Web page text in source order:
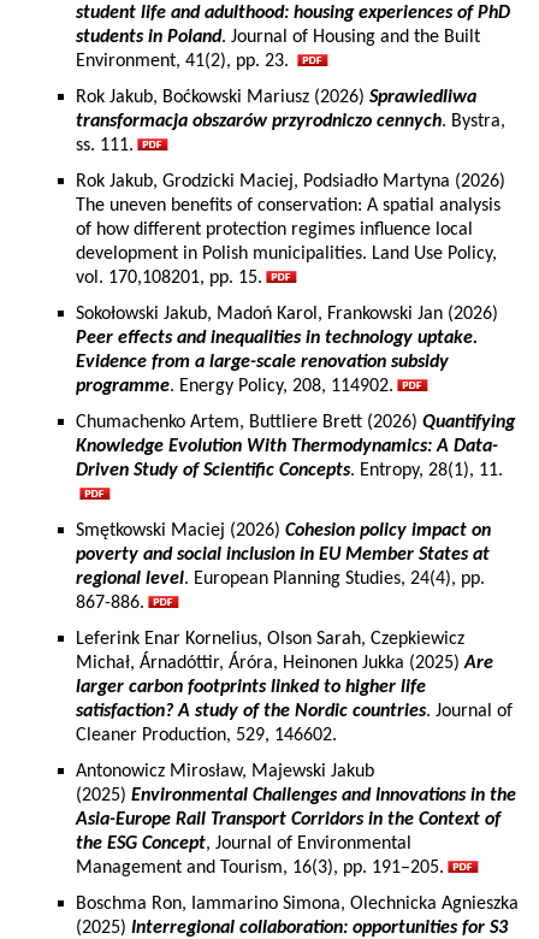
student life and adulthood: housing experiences of PhD
students in Poland. Journal of Housing and the Built
Environment, 41(2), pp. 23.
Rok Jakub, Boćkowski Mariusz (2026) Sprawiedliwa
transformacja obszarów przyrodniczo cennych. Bystra,
ss. 111.
Rok Jakub, Grodzicki Maciej, Podsiadło Martyna (2026)
The uneven benefits of conservation: A spatial analysis
of how different protection regimes influence local
development in Polish municipalities. Land Use Policy,
vol. 170,108201, pp. 15.
Sokołowski Jakub, Madoń Karol, Frankowski Jan (2026)
Peer effects and inequalities in technology uptake.
Evidence from a large-scale renovation subsidy
programme. Energy Policy, 208, 114902.
Chumachenko Artem, Buttliere Brett (2026) Quantifying
Knowledge Evolution With Thermodynamics: A Data-
Driven Study of Scientific Concepts. Entropy, 28(1), 11.
Smętkowski Maciej (2026) Cohesion policy impact on
poverty and social inclusion in EU Member States at
regional level. European Planning Studies, 24(4), pp.
867-886.
Leferink Enar Kornelius, Olson Sarah, Czepkiewicz
Michał, Árnadóttir, Áróra, Heinonen Jukka (2025)Are
larger carbon footprints linked to higher life
satisfaction? A study of the Nordic countries. Journal of
Cleaner Production, 529, 146602.
Antonowicz Mirosław, Majewski Jakub
(2025) Environmental Challenges and Innovations in the
Asia-Europe Rail Transport Corridors in the Context of
the ESG Concept, Journal of Environmental
Management and Tourism, 16(3), pp. 191–205.
Boschma Ron, Iammarino Simona, Olechnicka Agnieszka
(2025) Interregional collaboration: opportunities for S3